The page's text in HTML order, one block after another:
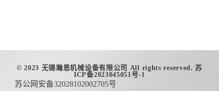
© 2023 无锡瀚恩机械设备有限公司 All rights reserved. 苏
ICP备2023045051号-1
苏公网安备32028102002705号